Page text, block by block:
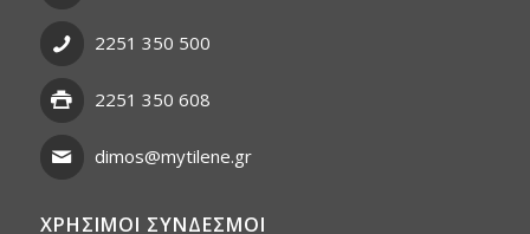
2251 350 500
2251 350 608
dimos@mytilene.gr
ΧΡΗΣΙΜΟΙ ΣΥΝΔΕΣΜΟΙ